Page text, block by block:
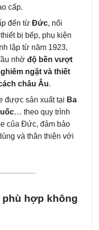
cấp.
đến từ Đức, nổi
bị bếp, phụ kiện
lập từ năm 1923,
nhờ độ bền vượt
ngặt và thiết
châu Âu.
được sản xuất tại Ba
… theo quy trình
của Đức, đảm bảo
và thân thiện với
hợp không